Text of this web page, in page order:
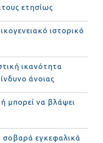
ετησίως
ιστορικό
ικανότητα
άνοιας
μπορεί να βλάψει
σοβαρά εγκεφαλικά